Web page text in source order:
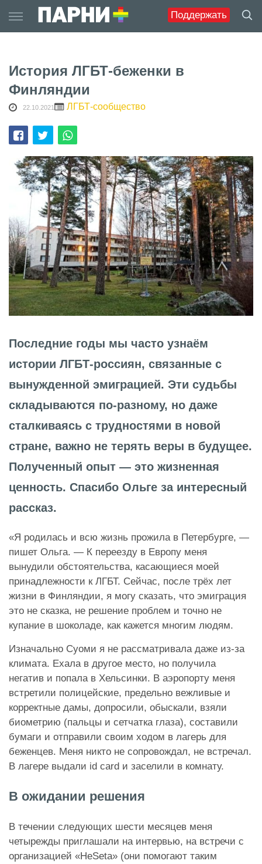
Поддержать
to
content
История ЛГБТ-беженки в
Финляндии
22.10.2021 ЛГБТ-сообщество
Последние годы мы часто узнаём
истории ЛГБТ-россиян, связанные с
вынужденной эмиграцией. Эти судьбы
складываются по-разному, но даже
сталкиваясь с трудностями в новой
стране, важно не терять веры в будущее.
Полученный опыт — это жизненная
ценность. Спасибо Ольге за интересный
рассказ.
«Я родилась и всю жизнь прожила в Петербурге, —
пишет Ольга. — К переезду в Европу меня
вынудили обстоятельства, касающиеся моей
принадлежности к ЛГБТ. Сейчас, после трёх лет
жизни в Финляндии, я могу сказать, что эмиграция
это не сказка, не решение проблем и точно не
купание в шоколаде, как кажется многим людям.
Изначально Суоми я не рассматривала даже из-за
климата. Ехала в другое место, но получила
негатив и попала в Хельсинки. В аэропорту меня
встретили полицейские, предельно вежливые и
корректные дамы, допросили, обыскали, взяли
биометрию (пальцы и сетчатка глаза), составили
бумаги и отправили своим ходом в лагерь для
беженцев. Меня никто не сопровождал, не встречал.
В лагере выдали id card и заселили в комнату.
В ожидании решения
В течении следующих шести месяцев меня
четырежды приглашали на интервью, на встречи с
организацией «HeSeta» (они помогают таким